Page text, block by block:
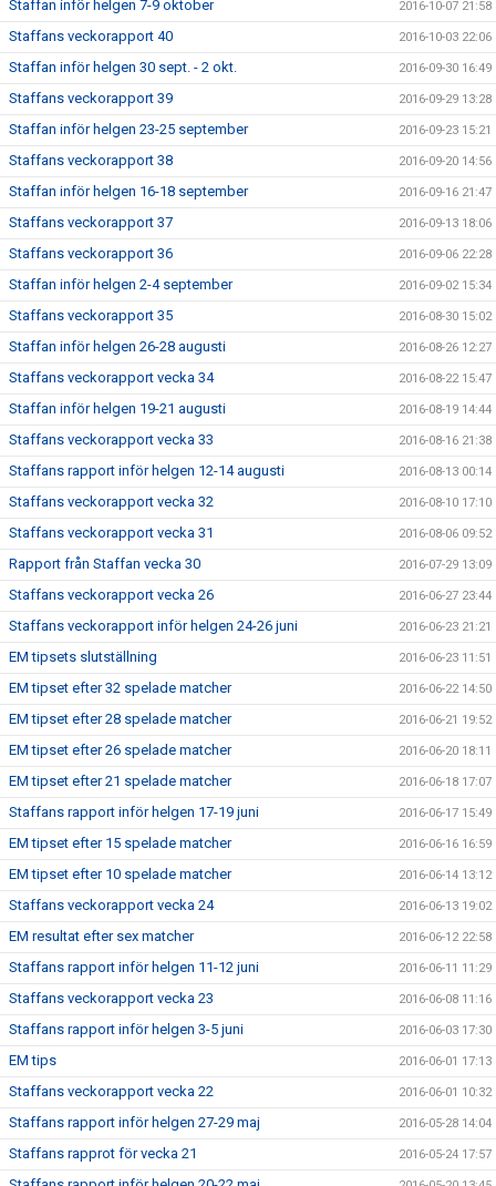
Staffan inför helgen 7-9 oktober 2016-10-07 21:58
Staffans veckorapport 40 2016-10-03 22:06
Staffan inför helgen 30 sept. - 2 okt. 2016-09-30 16:49
Staffans veckorapport 39 2016-09-29 13:28
Staffan inför helgen 23-25 september 2016-09-23 15:21
Staffans veckorapport 38 2016-09-20 14:56
Staffan inför helgen 16-18 september 2016-09-16 21:47
Staffans veckorapport 37 2016-09-13 18:06
Staffans veckorapport 36 2016-09-06 22:28
Staffan inför helgen 2-4 september 2016-09-02 15:34
Staffans veckorapport 35 2016-08-30 15:02
Staffan inför helgen 26-28 augusti 2016-08-26 12:27
Staffans veckorapport vecka 34 2016-08-22 15:47
Staffan inför helgen 19-21 augusti 2016-08-19 14:44
Staffans veckorapport vecka 33 2016-08-16 21:38
Staffans rapport inför helgen 12-14 augusti 2016-08-13 00:14
Staffans veckorapport vecka 32 2016-08-10 17:10
Staffans veckorapport vecka 31 2016-08-06 09:52
Rapport från Staffan vecka 30 2016-07-29 13:09
Staffans veckorapport vecka 26 2016-06-27 23:44
Staffans veckorapport inför helgen 24-26 juni 2016-06-23 21:21
EM tipsets slutställning 2016-06-23 11:51
EM tipset efter 32 spelade matcher 2016-06-22 14:50
EM tipset efter 28 spelade matcher 2016-06-21 19:52
EM tipset efter 26 spelade matcher 2016-06-20 18:11
EM tipset efter 21 spelade matcher 2016-06-18 17:07
Staffans rapport inför helgen 17-19 juni 2016-06-17 15:49
EM tipset efter 15 spelade matcher 2016-06-16 16:59
EM tipset efter 10 spelade matcher 2016-06-14 13:12
Staffans veckorapport vecka 24 2016-06-13 19:02
EM resultat efter sex matcher 2016-06-12 22:58
Staffans rapport inför helgen 11-12 juni 2016-06-11 11:29
Staffans veckorapport vecka 23 2016-06-08 11:16
Staffans rapport inför helgen 3-5 juni 2016-06-03 17:30
EM tips 2016-06-01 17:13
Staffans veckorapport vecka 22 2016-06-01 10:32
Staffans rapport inför helgen 27-29 maj 2016-05-28 14:04
Staffans rapprot för vecka 21 2016-05-24 17:57